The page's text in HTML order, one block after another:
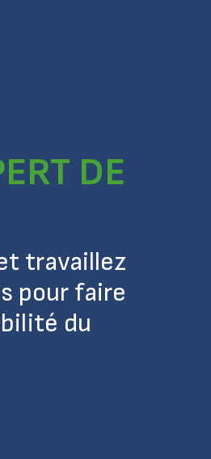
DE
travaillez
pour faire
du